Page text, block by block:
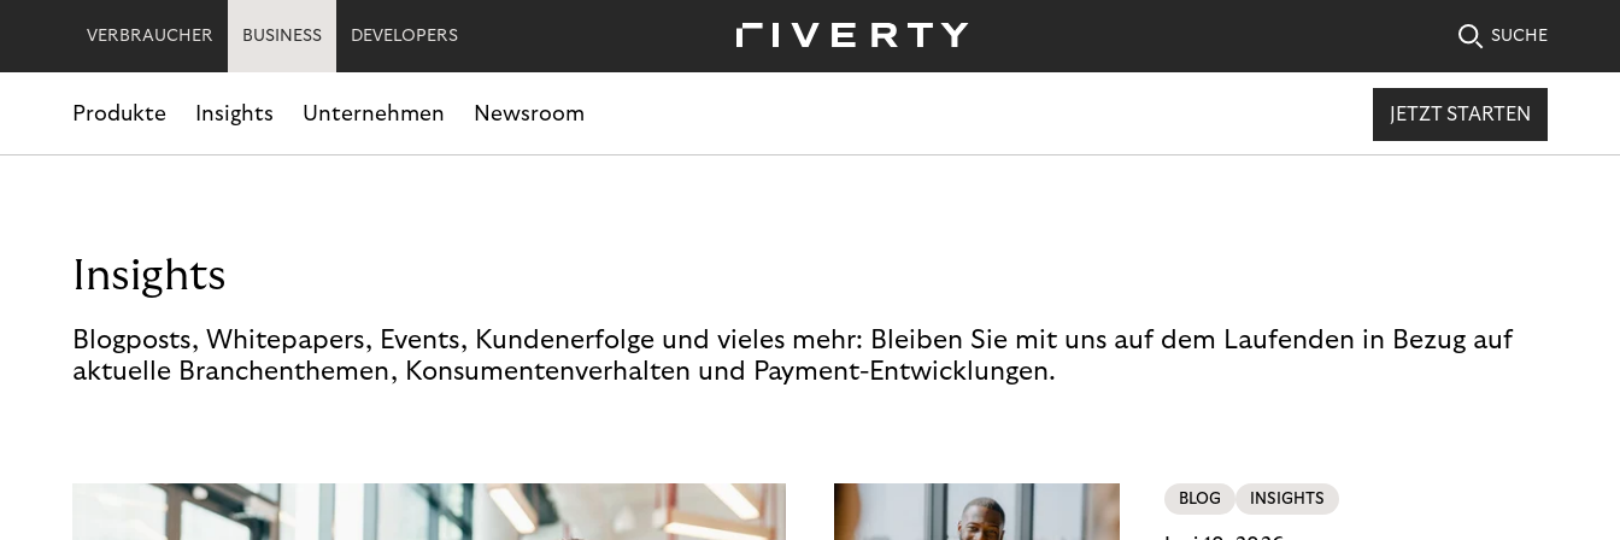
VERBRAUCHER BUSINESS DEVELOPERS SUCHE
Produkte Insights Unternehmen Newsroom JETZT STARTEN
Insights
Blogposts, Whitepapers, Events, Kundenerfolge und vieles mehr: Bleiben Sie mit uns auf dem Laufenden in Bezug auf
aktuelle Branchenthemen, Konsumentenverhalten und Payment-Entwicklungen.
BLOG INSIGHTS